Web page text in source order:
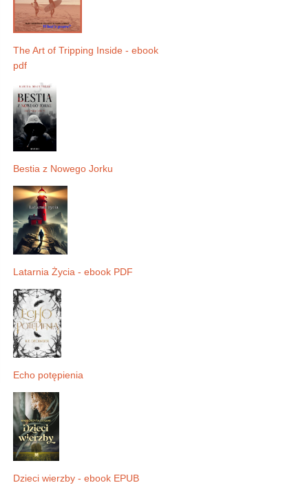
The Art of Tripping Inside - ebook
pdf
Bestia z Nowego Jorku
Latarnia Życia - ebook PDF
Echo potępienia
Dzieci wierzby - ebook EPUB